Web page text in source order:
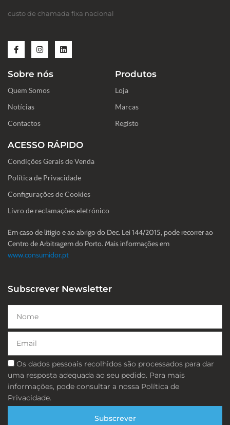
custo de chamada fixa nacional
F
a
c
b
o
-
I
n
s
a
r
L
i
n
Sobre nós
Quem Somos
Notícias
Contactos
Produtos
Loja
Marcas
Registo
ACESSO RÁPIDO
Condições Gerais de Venda
Política de Privacidade
Configurações de Cookies
Livro de reclamações eletrónico
Em caso de litigio e ao abrigo do Dec. Lei 144/2015, pode recorrer ao
Centro de Arbitragem do Porto. Mais informações em
www.consumidor.pt
Subscrever Newsletter
Consentimento
Os dados pessoais recolhidos são processados ​​para dar
uma resposta adequada ao seu pedido. Para mais
informações, pode consultar a nossa Política de
Privacidade.
Subscrever